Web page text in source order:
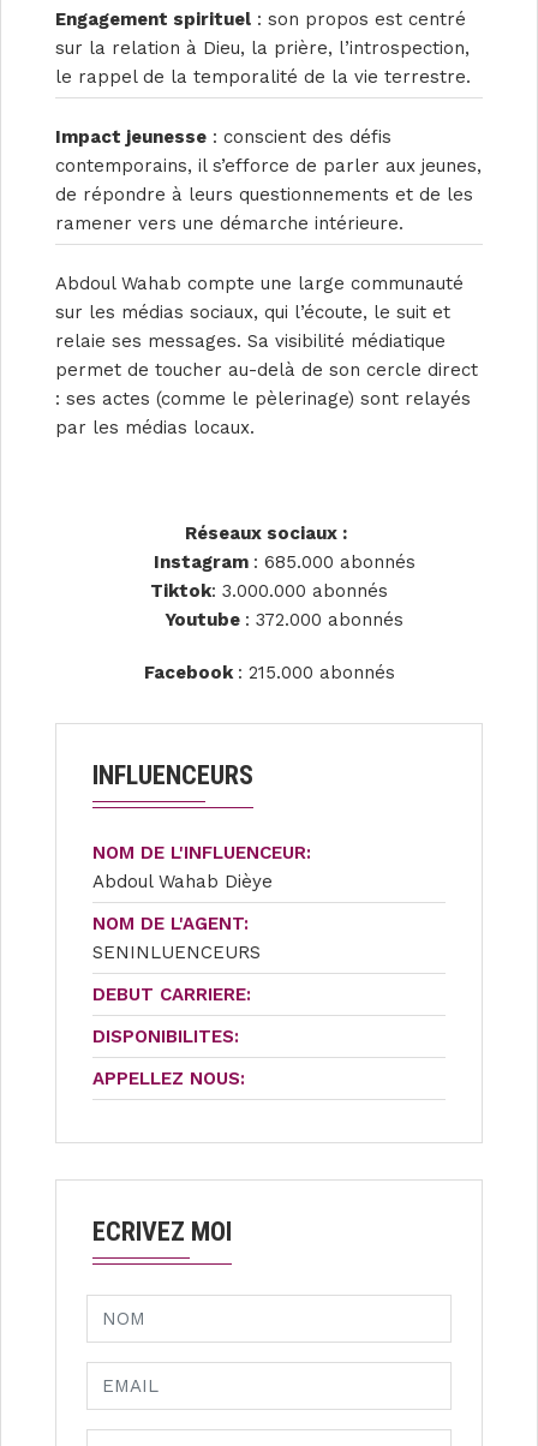
Engagement spirituel : son propos est centré
sur la relation à Dieu, la prière, l’introspection,
le rappel de la temporalité de la vie terrestre.
Impact jeunesse : conscient des défis
contemporains, il s’efforce de parler aux jeunes,
de répondre à leurs questionnements et de les
ramener vers une démarche intérieure.
Abdoul Wahab compte une large communauté
sur les médias sociaux, qui l’écoute, le suit et
relaie ses messages. Sa visibilité médiatique
permet de toucher au-delà de son cercle direct
: ses actes (comme le pèlerinage) sont relayés
par les médias locaux.
Réseaux sociaux :
Instagram : 685.000 abonnés
Tiktok: 3.000.000 abonnés
Youtube : 372.000 abonnés
Facebook : 215.000 abonnés
INFLUENCEURS
NOM DE L'INFLUENCEUR:
Abdoul Wahab Dièye
NOM DE L'AGENT:
SENINLUENCEURS
DEBUT CARRIERE:
DISPONIBILITES:
APPELLEZ NOUS:
ECRIVEZ MOI